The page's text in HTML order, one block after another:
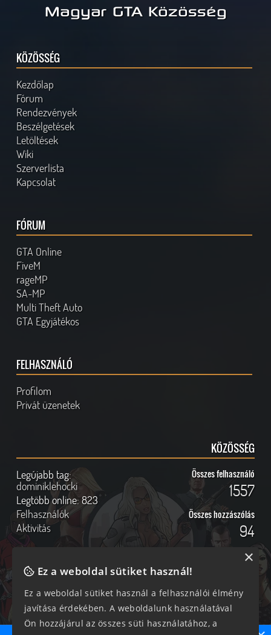
Magyar GTA Közösség
KÖZÖSSÉG
Kezdőlap
Fórum
Rendezvények
Beszélgetések
Letöltések
Wiki
Szerverlista
Kapcsolat
FÓRUM
GTA Online
FiveM
rageMP
SA-MP
Multi Theft Auto
GTA Egyjátékos
FELHASZNÁLÓ
Profilom
Privát üzenetek
KÖZÖSSÉG
Legújabb tag:
dominiklehocki
Legtöbb online:823
Felhasználók
Aktivitás
Összes felhasználó
1557
Összes hozzászólás
94
Online felhasználók
301 vendég, 0 tag
Kövess Minket!
Ez a weboldal sütiket használ!
Ez a weboldal sütiket használ a felhasználói élmény
javítása érdekében. A weboldalunk használatával
Ön hozzájárul az összes süti használatához, a
×